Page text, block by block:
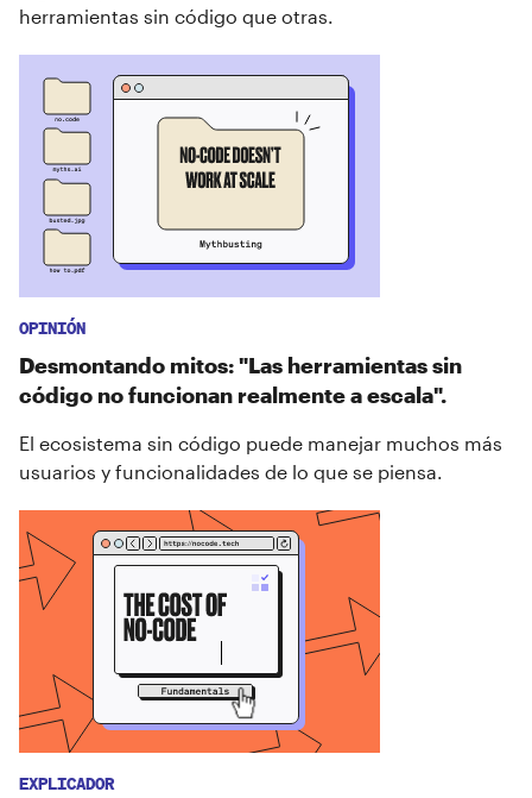
herramientas sin código que otras.
OPINIÓN
Desmontando mitos: "Las herramientas sin
código no funcionan realmente a escala".
El ecosistema sin código puede manejar muchos más
usuarios y funcionalidades de lo que se piensa.
EXPLICADOR